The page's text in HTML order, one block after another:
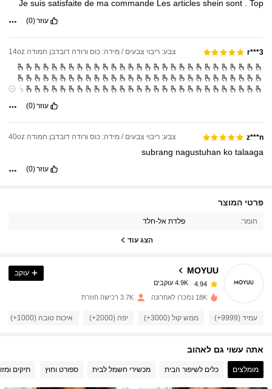
ooooowWooooowWooooowWooooowWooooowWooooowWooooo
wWooooowWooooowWooooowWooooowWooooowWooooowWoo
ooowWooooowWooooowWooooowWooooowWooooow
WooooowWooooowWooooowWooooowWooooowWooooowWooo
oowWooooowWooooowWooooowWooooowWooooowWooooowW
wWooooowWooooowWooooowWooooowWooooowWooooowWoo
ooowWooooowWooooowWooooowWooooowWooooow
WooooowWooooowWooooowWooooowWooooowWooooowWooo
oowWooooowWooooowWooooowWooooowWooooowWooooowW
wWooooowWooooowWooooowWooooowWooooowWooooowWoo
ooowWooooowWooooowWooooowWooooowWooooowWooooow
WooooowWooooowWooooowWooooowWooooowWooooowWooo
oowWooooowWooooowWooooowWooooowWooooowWooooowW
Je suis satisfaite de ma commande Les articles shein sont . Top
עוזר(0)
r***3 צבע: ריבוי צבעים / מידה: כוס ורודה דובדבן חמודה 14oz
🫰🫰🫰🫰🫰🫰🫰🫰🫰🫰🫰🫰🫰🫰🫰🫰🫰🫰🫰🫰🫰🫰🫰🫰🫰🫰🫰🫰🫰
🫰🫰🫰🫰🫰🫰🫰🫰🫰🫰🫰🫰🫰🫰🫰🫰🫰🫰🫰🫰🫰🫰🫰🫰🫰🫰🫰🫰🫰
🫰🫰🫰🫰🫰🫰🫰🫰🫰🫰🫰🫰🫰🫰🫰🫰🫰🫰🫰🫰🫰🫰🫰🫰🫰🫰🫰🫰🫰
🫰🫰🫰🫰🫰🫰🫰🫰🫰🫰🫰🫰🫰🫰🫰🫰🫰🫰🫰🫰🫰🫰🫰🫰🫰🫰🫰🫰🫰
🫰🫰🫰🫰🫰🫰😘😘😘😘😘😘😘😘😘😘😘😘😘😘😘😘😘😘😘😘😘😘
😘😘😘😘😘😘😘😘😘😘😘😘😘😘😘😘😘😘😘😘😘😘😘😘😘😘😘
😘😘😘😘😘😘😘😘😘😘😘😘😘😘😘😘😘😘😘😘😘😘😘😘😘😘😘
🫰🫰🫰🫰🫰🫰🫰🫰🫰🫰🫰🫰🫰🫰🫰🫰🫰🫰🫰🫰🫰🫰🫰
🫰🫰🫰🫰🫰🫰🫰🫰🫰🫰🫰🫰🫰🫰🫰🫰🫰🫰🫰🫰🫰🫰🫰🫰🫰🫰🫰🫰🫰
🫰🫰🫰🫰🫰🫰🫰🫰🫰🫰🫰🫰🫰🫰🫰🫰🫰🫰🫰🫰🫰🫰🫰🫰🫰🫰🫰🫰🫰
🫰🫰🫰🫰🫰🫰🫰🫰🫰🫰🫰🫰😘😘😘😘😘😘😘😘😘😘😘😘😘😘😘😘
😘😘😘😘😘😘😘😘😘😘😘😘😘😘😘😘😘😘😘😘😘😘😘😘😘😘😘
😘😘😘😘😘😘😘😘😘😘😘😘 🫰🫰🫰🫰🫰🫰🫰🫰🫰🫰🫰🫰🫰🫰🫰🫰
עוזר(0)
z***n צבע: ריבוי צבעים / מידה: כוס ורודה דובדבן חמודה 40oz
subrang nagustuhan ko talaaga
עוזר(0)
פרטי המוצר
חומר: פלדת אל-חלד
הצג עוד
MOYUU
4.94
4.9K עוקבים
a***7
שילם לפני יום אחד
4.94 4.9K עוקבים
4.9K עוקבים
עוקב
18K נמכרו לאחרונה 3.7K רכישה חוזרת
עמיד (9999+) ממש קול (3000+) יפה (2000+) איכות טובה (1000+)
אתה עשוי גם לאהוב
מומלצים כלים לשיפור הבית מכשירי חשמל לבית ספורט וחוץ תיקים